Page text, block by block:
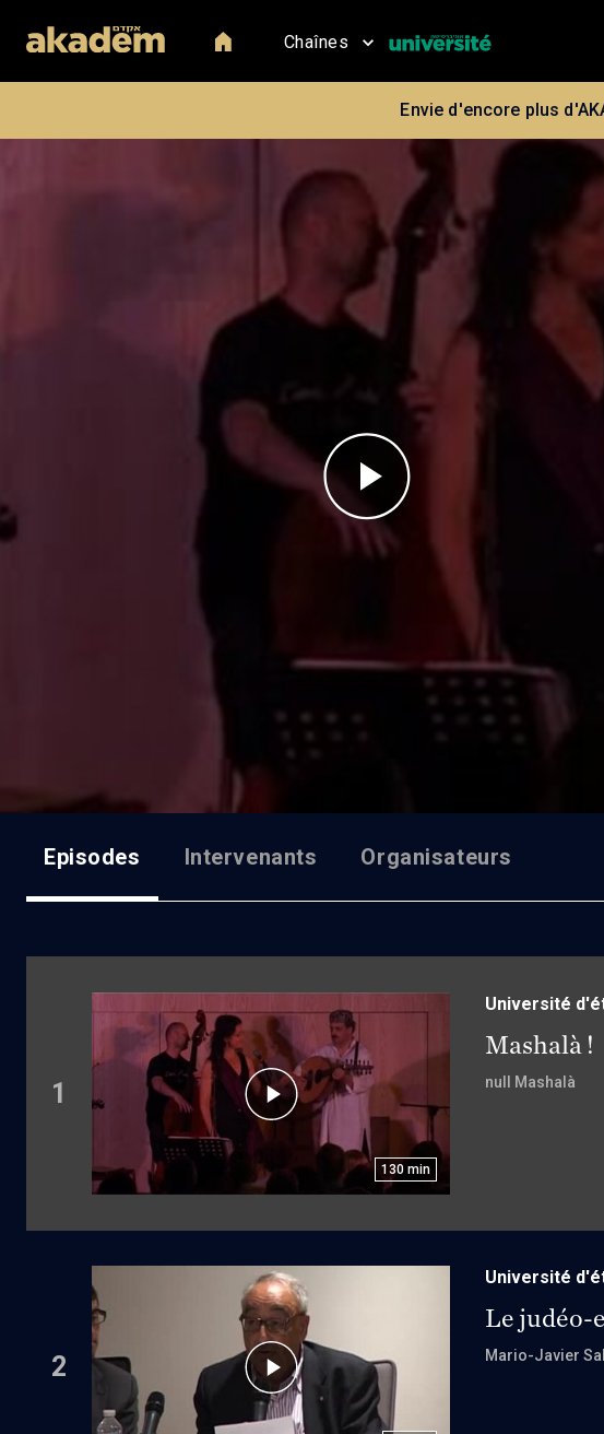
Chaînes
Envie d'encore plus
Episodes Intervenants Organisateurs
1
130 min
Université
Mashalà !
null Mashalà
2
Université
Le judéo-
Mario-Javier